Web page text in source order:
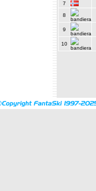
7
8
9
10